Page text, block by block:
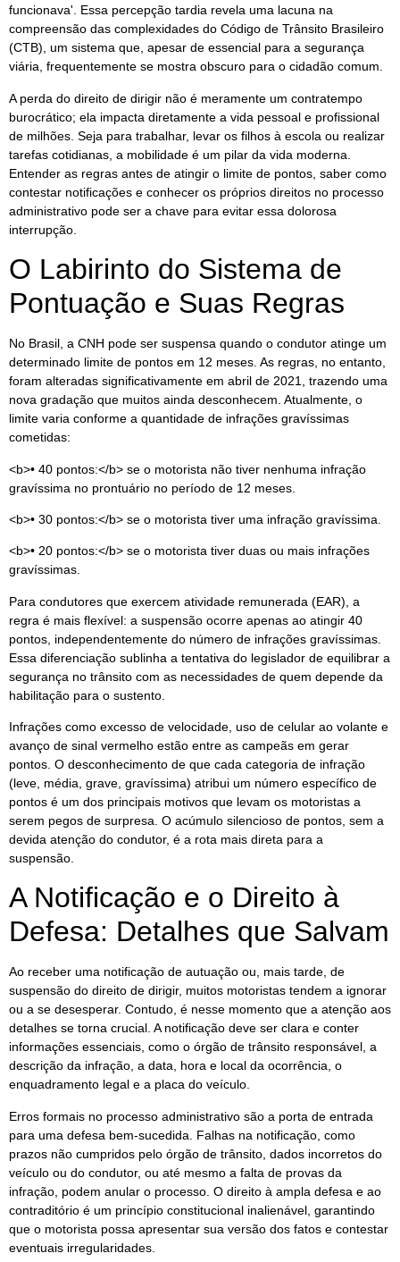
funcionava'. Essa percepção tardia revela uma lacuna na
compreensão das complexidades do Código de Trânsito Brasileiro
(CTB), um sistema que, apesar de essencial para a segurança
viária, frequentemente se mostra obscuro para o cidadão comum.
A perda do direito de dirigir não é meramente um contratempo
burocrático; ela impacta diretamente a vida pessoal e profissional
de milhões. Seja para trabalhar, levar os filhos à escola ou realizar
tarefas cotidianas, a mobilidade é um pilar da vida moderna.
Entender as regras antes de atingir o limite de pontos, saber como
contestar notificações e conhecer os próprios direitos no processo
administrativo pode ser a chave para evitar essa dolorosa
interrupção.
O Labirinto do Sistema de
Pontuação e Suas Regras
No Brasil, a CNH pode ser suspensa quando o condutor atinge um
determinado limite de pontos em 12 meses. As regras, no entanto,
foram alteradas significativamente em abril de 2021, trazendo uma
nova gradação que muitos ainda desconhecem. Atualmente, o
limite varia conforme a quantidade de infrações gravíssimas
cometidas:
<b>• 40 pontos:</b> se o motorista não tiver nenhuma infração
gravíssima no prontuário no período de 12 meses.
<b>• 30 pontos:</b> se o motorista tiver uma infração gravíssima.
<b>• 20 pontos:</b> se o motorista tiver duas ou mais infrações
gravíssimas.
Para condutores que exercem atividade remunerada (EAR), a
regra é mais flexível: a suspensão ocorre apenas ao atingir 40
pontos, independentemente do número de infrações gravíssimas.
Essa diferenciação sublinha a tentativa do legislador de equilibrar a
segurança no trânsito com as necessidades de quem depende da
habilitação para o sustento.
Infrações como excesso de velocidade, uso de celular ao volante e
avanço de sinal vermelho estão entre as campeãs em gerar
pontos. O desconhecimento de que cada categoria de infração
(leve, média, grave, gravíssima) atribui um número específico de
pontos é um dos principais motivos que levam os motoristas a
serem pegos de surpresa. O acúmulo silencioso de pontos, sem a
devida atenção do condutor, é a rota mais direta para a
suspensão.
A Notificação e o Direito à
Defesa: Detalhes que Salvam
Ao receber uma notificação de autuação ou, mais tarde, de
suspensão do direito de dirigir, muitos motoristas tendem a ignorar
ou a se desesperar. Contudo, é nesse momento que a atenção aos
detalhes se torna crucial. A notificação deve ser clara e conter
informações essenciais, como o órgão de trânsito responsável, a
descrição da infração, a data, hora e local da ocorrência, o
enquadramento legal e a placa do veículo.
Erros formais no processo administrativo são a porta de entrada
para uma defesa bem-sucedida. Falhas na notificação, como
prazos não cumpridos pelo órgão de trânsito, dados incorretos do
veículo ou do condutor, ou até mesmo a falta de provas da
infração, podem anular o processo. O direito à ampla defesa e ao
contraditório é um princípio constitucional inalienável, garantindo
que o motorista possa apresentar sua versão dos fatos e contestar
eventuais irregularidades.